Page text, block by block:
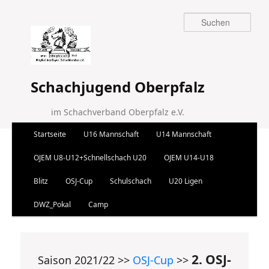
Schachjugend Oberpfalz
im Schachverband Oberpfalz e.V.
Suchen
Zum Inhalt wechseln
Zum sekundären Inhalt wechseln
Startseite U16 Mannschaft U14 Mannschaft
OJEM U8-U12+Schnellschach U20 OJEM U14-U18
Blitz OSJ-Cup Schulschach U20 Ligen
DWZ_Pokal Camp
Saison 2021/22 >> OSJ-Cup >> 2. OSJ-